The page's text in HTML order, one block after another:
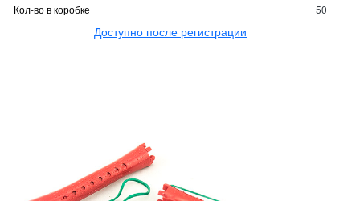
Кол-во в коробке
50
Доступно после регистрации